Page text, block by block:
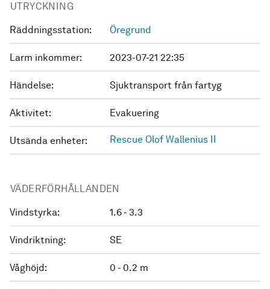
UTRYCKNING
Räddningsstation: Öregrund
Larm inkommer: 2023-07-21 22:35
Händelse: Sjuktransport från fartyg
Aktivitet: Evakuering
Utsända enheter: Rescue Olof Wallenius II
VÄDERFÖRHÅLLANDEN
Vindstyrka: 1.6 - 3.3
Vindriktning: SE
Våghöjd: 0 - 0.2 m